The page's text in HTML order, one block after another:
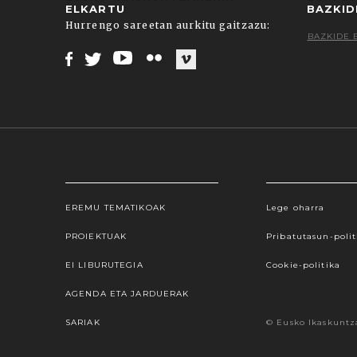
ELKARTU
Hurrengo sareetan aurkitu gaitzazu:
BAZKIDE
EREMU TEMATIKOAK
PROIEKTUAK
EI LIBURUTEGIA
AGENDA ETA JARDUERAK
SARIAK
Lege oharra
Pribatutasun-
Cookie-politika
© Eusko
Webgune honek cookieak erabiltzen ditu,
hauta dezakezu. Cookie batzuk blokeatu nahi